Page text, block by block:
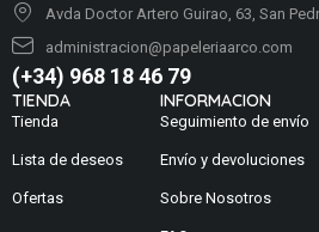
Avda Doctor Artero Guirao, 63, San
administracion@papeleriaarco.com
(+34) 968 18 46 79
TIENDA
Tienda
Lista de deseos
Ofertas
INFORMACION
Seguimiento de envío
Envío y devoluciones
Sobre Nosotros